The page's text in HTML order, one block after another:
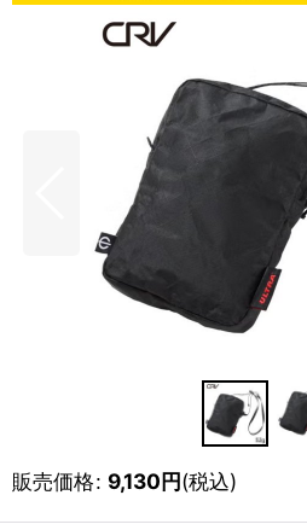
販売価格: 9,130円(税込)